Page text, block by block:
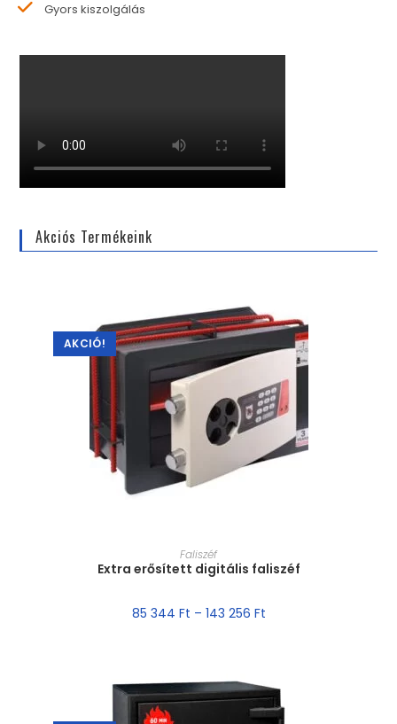
Gyors kiszolgálás
Akciós Termékeink
AKCIÓ!
MÉRET VÁLASZTÁSA
Faliszéf
Extra erősített digitális faliszéf
85 344 Ft – 143 256 Ft